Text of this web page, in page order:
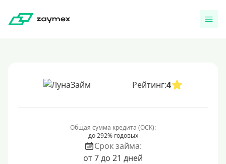
Рейтинг:4
Общая сумма кредита (ОСК):
до 292% годовых
Срок займа:
от 7 до 21 дней